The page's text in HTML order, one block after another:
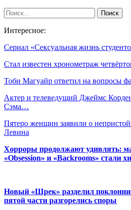
Интересное:
Сериал «Сексуальная жизнь
Стал известен хронометраж
Тоби Магуайр ответил на вопросы
Актер и телеведущий Джеймс
Сэма…
Пятеро женщин заявили о
Левина
Хорроры продолжают удивлять:
«Obsession» и «Backrooms» стали
Новый «Шрек» разделил
пятой части разгорелись споры